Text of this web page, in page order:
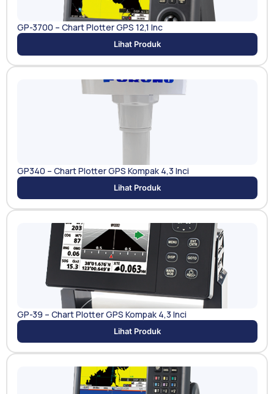
GP-3700 – Chart Plotter GPS 12,1 Inc
Lihat Produk
GP340 – Chart Plotter GPS Kompak 4,3 Inci
Lihat Produk
GP-39 – Chart Plotter GPS Kompak 4,3 Inci
Lihat Produk